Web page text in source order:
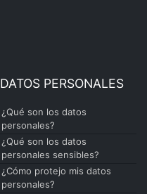
DATOS PERSONALES
¿Qué son los datos
personales?
¿Qué son los datos
personales sensibles?
¿Cómo protejo mis datos
personales?